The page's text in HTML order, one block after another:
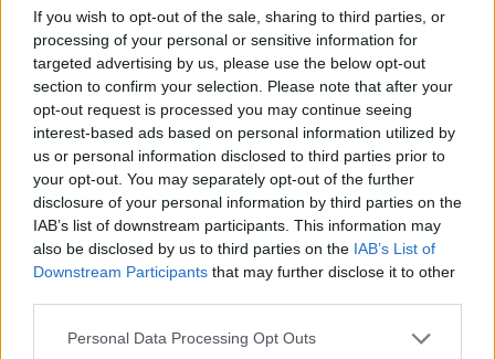
If you wish to opt-out of the sale, sharing to third parties, or
processing of your personal or sensitive information for
targeted advertising by us, please use the below opt-out
section to confirm your selection. Please note that after your
opt-out request is processed you may continue seeing
interest-based ads based on personal information utilized by
us or personal information disclosed to third parties prior to
your opt-out. You may separately opt-out of the further
disclosure of your personal information by third parties on the
IAB’s list of downstream participants. This information may
also be disclosed by us to third parties on the IAB’s List of
Downstream Participants that may further disclose it to other
Please note that this website/app uses one or more Google
Personal Data Processing Opt Outs
Itt állítsd be, hogy az RTL.hu az elsők között
legyen a Google-találatokban!
Kövess minket, és értesülj a friss hírekről a